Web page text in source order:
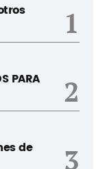
1
PARA
2
de
3